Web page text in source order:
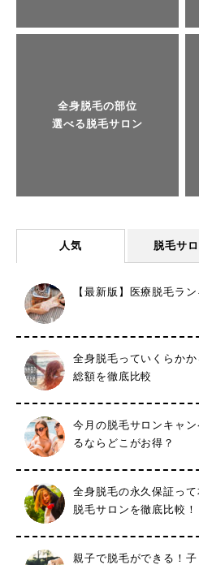
全身脱毛の部位
選べる脱毛サロン
人気 脱毛サ
【最新版】医療脱毛ラ
全身脱毛っていくらか
総額を徹底比較
今月の脱毛サロンキャ
るならどこがお得？
全身脱毛の永久保証っ
脱毛サロンを徹底比較！
親子で脱毛ができる！